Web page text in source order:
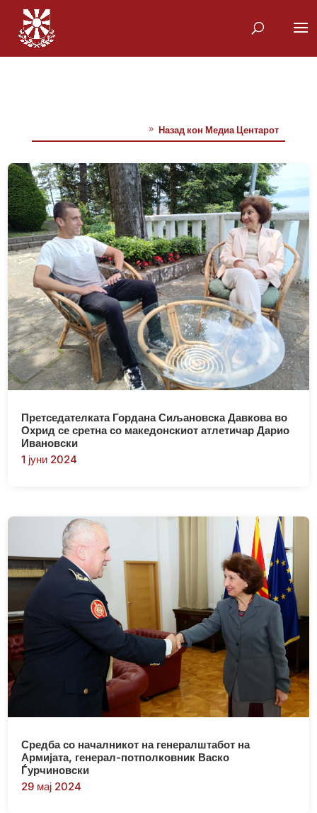
Назад кон Медиа Центарот
Претседателката Гордана Сиљановска Давкова во
Охрид се сретна со македонскиот атлетичар Дарио
Ивановски
1 јуни 2024
Средба со началникот на генералштабот на
Армијата, генерал-потполковник Васко
Ѓурчиновски
29 мај 2024